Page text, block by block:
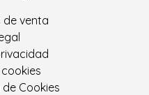
de venta
Cookies